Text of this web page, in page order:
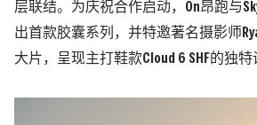
层联结。为庆祝合作启动，On昂跑与Sky
出首款胶囊系列，并特邀著名摄影师
大片，呈现主打鞋款Cloud 6 SHF的独特